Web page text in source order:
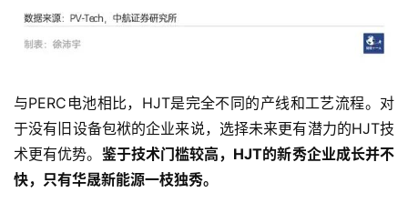
新
能
评
测
师
与PERC电池相比，HJT是完全不同的产线和工艺流程。对
于没有旧设备包袱的企业来说，选择未来更有潜力的HJT技
术更有优势。 鉴于技术门槛较高，HJT的新秀企业成长并不
快，只有华晟新能源一枝独秀。